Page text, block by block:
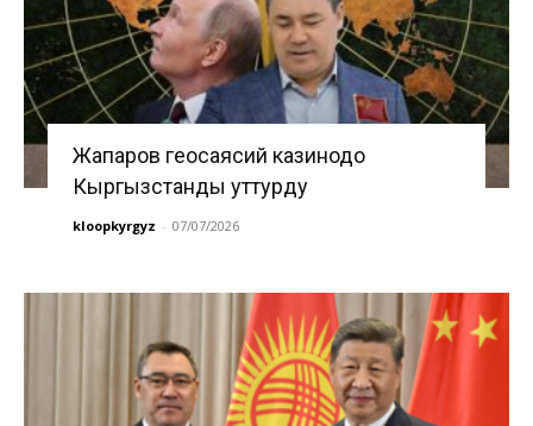
Жапаров геосаясий казинодо
Кыргызстанды уттурду
kloopkyrgyz - 07/07/2026